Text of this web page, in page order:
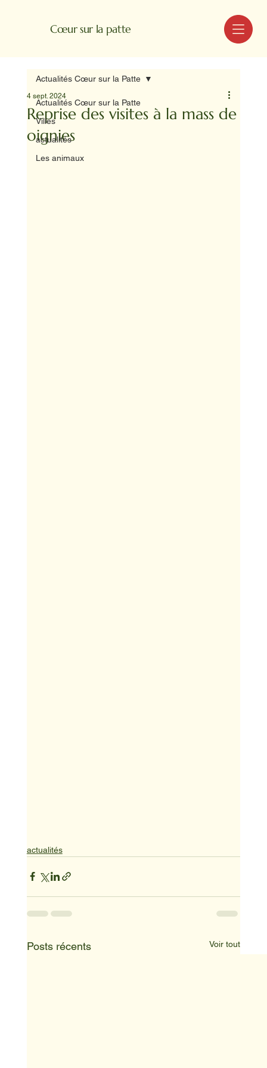
Cœur sur la patte MENU
Actualités Cœur sur la Patte
Villes
actualités
Les animaux
Actualités Cœur sur la Patte
Reprise des visites à la mass de
oignies
4 sept. 2024
actualités
Posts récents Voir tout